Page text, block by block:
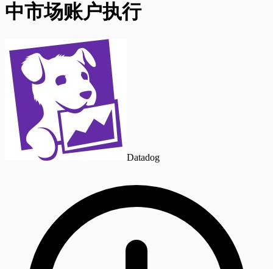
中市场账户执行
Datadog